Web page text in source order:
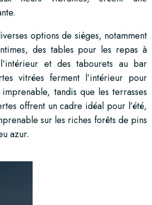
options de sièges, notamment
des tables pour les repas à
et des tabourets au bar
vitrées ferment l’intérieur pour
tandis que les terrasses
offrent un cadre idéal pour l’été,
sur les riches forêts de pins
azur.